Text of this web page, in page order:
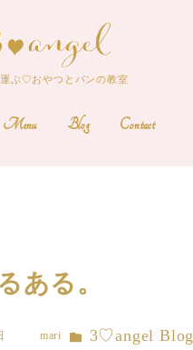
ぶ♡おやつとパンの教室
Menu Blog Contact
ある。
mari カテゴリー
3♡angel Blog